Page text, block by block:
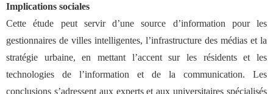
Implications sociales
Cette étude peut servir d’une source d’information pour les
gestionnaires de villes intelligentes, l’infrastructure des médias et la
stratégie urbaine, en mettant l’accent sur les résidents et les
technologies de l’information et de la communication. Les
conclusions s’adressent aux experts et aux universitaires spécialisés